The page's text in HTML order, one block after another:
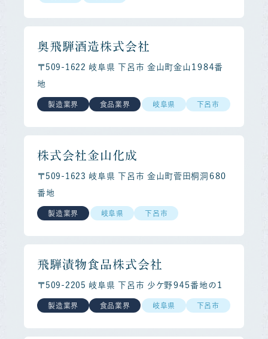
奥飛騨酒造株式会社
〒509-1622 岐阜県 下呂市 金山町金山１９８４番
地
製造業界 食品業界 岐阜県 下呂市
株式会社金山化成
〒509-1623 岐阜県 下呂市 金山町菅田桐洞６８０
番地
製造業界 岐阜県 下呂市
飛騨漬物食品株式会社
〒509-2205 岐阜県 下呂市 少ケ野９４５番地の１
製造業界 食品業界 岐阜県 下呂市